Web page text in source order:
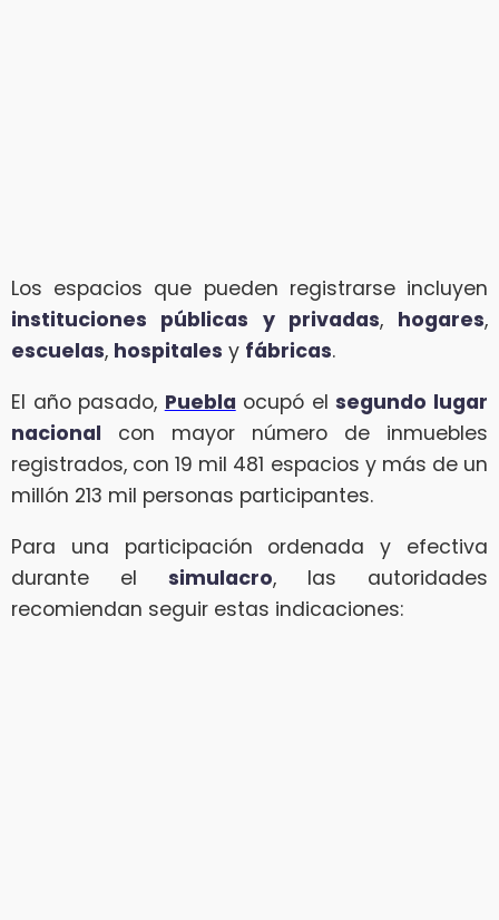
Los espacios que pueden registrarse incluyen
instituciones públicas y privadas, hogares,
escuelas, hospitales y fábricas.
El año pasado, Puebla ocupó elsegundo lugar
nacional con mayor número de inmuebles
registrados, con 19 mil 481 espacios y más de un
millón 213 mil personas participantes.
Para una participación ordenada y efectiva
durante el simulacro, las autoridades
recomiendan seguir estas indicaciones: